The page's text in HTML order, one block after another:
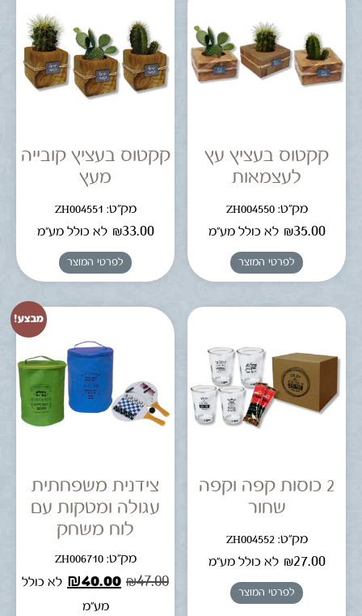
קקטוס בעציץ עץ
לעצמאות
מק"ט: ZH004550
₪35.00 לא כולל מע"מ
לפרטי המוצר
קקטוס בעציץ קובייה
מעץ
מק"ט: ZH004551
₪33.00 לא כולל מע"מ
לפרטי המוצר
2 כוסות קפה וקפה
שחור
מק"ט: ZH004552
₪27.00 לא כולל מע"מ
לפרטי המוצר
מבצע!
צידנית משפחתית
עגולה ומטקות עם
לוח משחק
מק"ט: ZH006710
₪47.00
₪40.00
לא כולל
מע"מ